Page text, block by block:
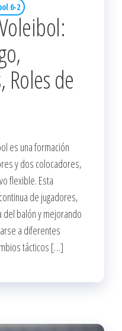
6-2
Roles de
es una formación
y dos colocadores,
flexible. Esta
de jugadores,
balón y mejorando
a diferentes
tácticos […]